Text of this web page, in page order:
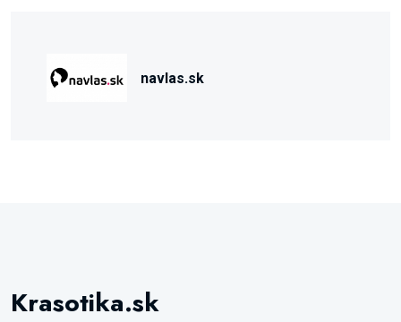
navlas.sk
Krasotika.sk